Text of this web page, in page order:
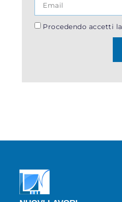
Procedendo accetti la